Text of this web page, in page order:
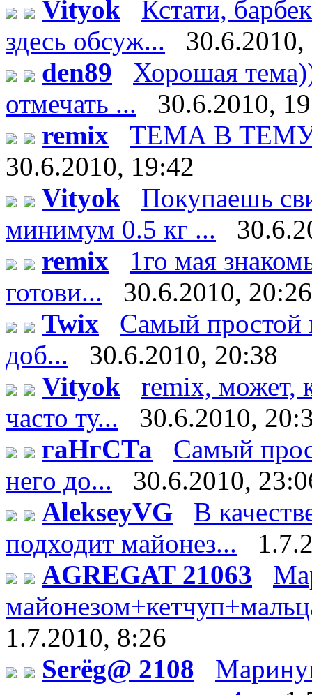
Vityok
Кстати,
здесь обсуж...
den89
Хорошая
отмечать ...
30.6.2010,
remix
ТЕМА В ТЕМУ!!!
30.6.2010, 19:42
Vityok
Покупаешь
минимум 0.5 кг ...
remix
1го мая
готови...
30.6.2010, 20:26
Twix
Самый простой
доб...
30.6.2010, 20:38
Vityok
remix, может,
часто ту...
30.6.2010,
гаНгСТа
Самый
него до...
30.6.2010,
AlekseyVG
В
подходит майонез...
AGREGAT 21063
1.7.2010, 8:26
Serёg@ 2108